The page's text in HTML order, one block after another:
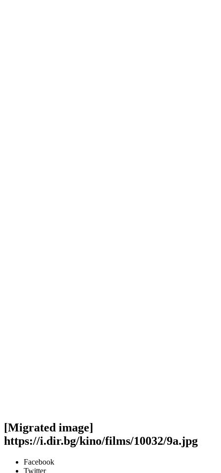
[Migrated image]
https://i.dir.bg/kino/films/10032/9a.jpg
Facebook
Twitter